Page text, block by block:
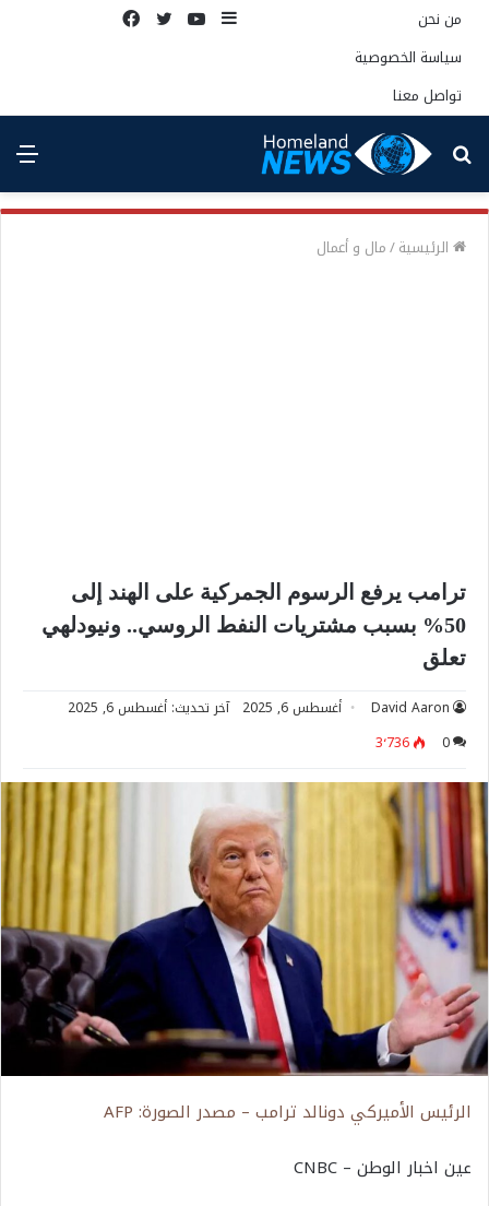
من نحن
سياسة الخصوصية
تواصل معنا
إضافة يوتيوبتويتر
بحث
عن
الرئيسية/مال و أعمال
ترامب يرفع الرسوم الجمركية على الهند إلى
50% بسبب مشتريات النفط الروسي.. ونيودلهي
تعلق
David Aaron أغسطس 6, 2025
آخر تحديث: أغسطس 6, 2025
0
3٬736
الرئيس الأميركي دونالد ترامب – مصدر الصورة: AFP
عين اخبار الوطن – CNBC